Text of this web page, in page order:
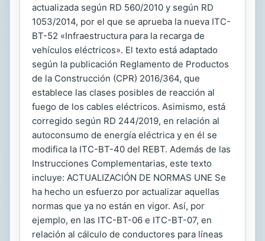
actualizada según RD 560/2010 y según RD
1053/2014, por el que se aprueba la nueva ITC-
BT-52 «Infraestructura para la recarga de
vehículos eléctricos». El texto está adaptado
según la publicación Reglamento de Productos
de la Construcción (CPR) 2016/364, que
establece las clases posibles de reacción al
fuego de los cables eléctricos. Asimismo, está
corregido según RD 244/2019, en relación al
autoconsumo de energía eléctrica y en él se
modifica la ITC-BT-40 del REBT. Además de las
Instrucciones Complementarias, este texto
incluye: ACTUALIZACIÓN DE NORMAS UNE Se
ha hecho un esfuerzo por actualizar aquellas
normas que ya no están en vigor. Así, por
ejemplo, en las ITC-BT-06 e ITC-BT-07, en
relación al cálculo de conductores para líneas